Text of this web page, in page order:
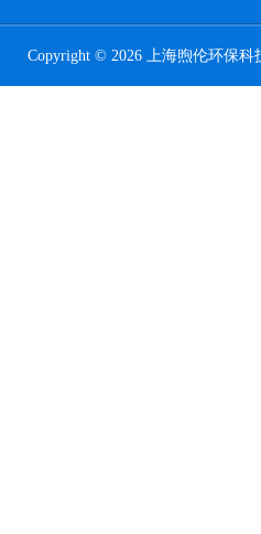
Copyright © 2026 上海煦伦环保科